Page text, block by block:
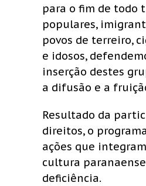
para o fim de todo
populares,
povos de terreiro,
e idosos,
inserção destes
a difusão e a
Resultado da
direitos, o
ações que
cultura
deficiência.